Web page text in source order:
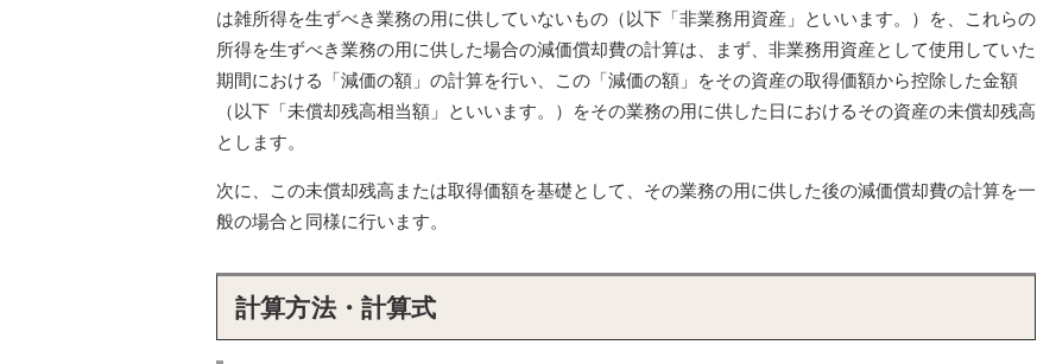
は雑所得を生ずべき業務の用に供していないもの（以下「非業務用資産」といいます。）を、これらの
所得を生ずべき業務の用に供した場合の減価償却費の計算は、まず、非業務用資産として使用していた
期間における「減価の額」の計算を行い、この「減価の額」をその資産の取得価額から控除した金額
（以下「未償却残高相当額」といいます。）をその業務の用に供した日におけるその資産の未償却残高
とします。
次に、この未償却残高または取得価額を基礎として、その業務の用に供した後の減価償却費の計算を一
般の場合と同様に行います。
計算方法・計算式